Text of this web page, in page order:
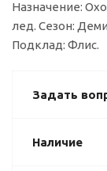
Назначение:
лед. Сезон:
Подклад: Флис.
Задать
Наличие